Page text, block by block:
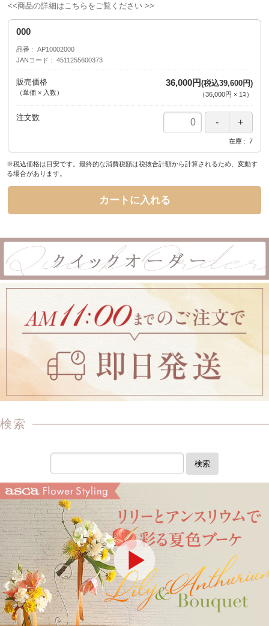
<<商品の詳細はこちらをご覧ください >>
000
品番
AP10002000
JANコード
4511255600373
販売価格
（単価 × 入数）
36,000円(税込39,600円)
（36,000円 × 1ｺ ）
注文数
在庫 7
※税込価格は目安です。最終的な消費税額は税抜合計額から計算されるため、変動す
る場合があります。
カートに入れる
検索
検索